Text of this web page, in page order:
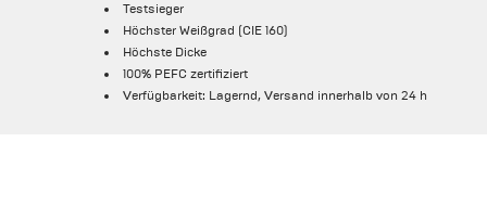
Testsieger
Höchster Weißgrad (CIE 160)
Höchste Dicke
100% PEFC zertifiziert
Verfügbarkeit: Lagernd, Versand innerhalb von 24 h